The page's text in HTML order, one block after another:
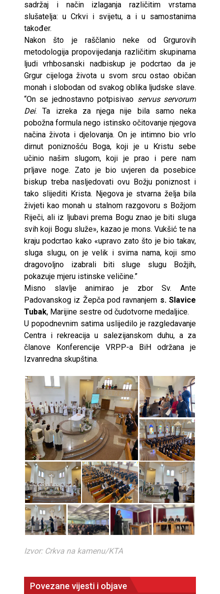
sadržaj i način izlaganja različitim vrstama
slušatelja: u Crkvi i svijetu, a i u samostanima
također.
Nakon što je raščlanio neke od Grgurovih
metodologija propovijedanja različitim skupinama
ljudi vrhbosanski nadbiskup je podcrtao da je
Grgur cijeloga života u svom srcu ostao običan
monah i slobodan od svakog oblika ljudske slave.
“On se jednostavno potpisivao servus servorum
Dei. Ta izreka za njega nije bila samo neka
pobožna formula nego istinsko očitovanje njegova
načina života i djelovanja. On je intimno bio vrlo
dirnut poniznošću Boga, koji je u Kristu sebe
učinio našim slugom, koji je prao i pere nam
prljave noge. Zato je bio uvjeren da posebice
biskup treba nasljedovati ovu Božju poniznost i
tako slijediti Krista. Njegova je stvarna želja bila
živjeti kao monah u stalnom razgovoru s Božjom
Riječi, ali iz ljubavi prema Bogu znao je biti sluga
svih koji Bogu služe», kazao je mons. Vukšić te na
kraju podcrtao kako «upravo zato što je bio takav,
sluga slugu, on je velik i svima nama, koji smo
dragovoljno izabrali biti sluge slugu Božjih,
pokazuje mjeru istinske veličine.”
Misno slavlje animirao je zbor Sv. Ante
Padovanskog iz Žepča pod ravnanjem s. Slavice
Tubak, Marijine sestre od čudotvorne medaljice.
U popodnevnim satima uslijedilo je razgledavanje
Centra i rekreacija u salezijanskom duhu, a za
članove Konferencije VRPP-a BiH održana je
Izvanredna skupština.
Izvor: Crkva na kamenu/KTA
Povezane vijesti i objave